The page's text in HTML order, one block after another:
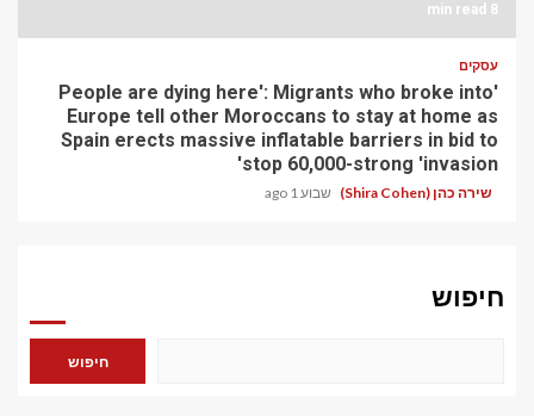
8 min read
עסקים
'People are dying here': Migrants who broke into
Europe tell other Moroccans to stay at home as
Spain erects massive inflatable barriers in bid to
stop 60,000-strong 'invasion'
שירה כהן (Shira Cohen) שבוע 1 ago
חיפוש
חיפוש